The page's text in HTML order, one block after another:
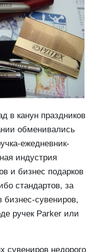
в канун праздников
обменивались
ежедневник-
индустрия
и бизнес подарков
стандартов, за
сувениров,
ручек Parker или
сувениров недорого